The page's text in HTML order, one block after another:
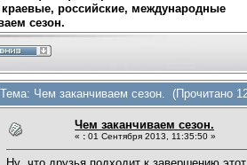
российские, международные
сезон.
Тема: Чем заканчиваем сезон. (Прочитано
Чем заканчиваем сезон.
« : 01 Сентября 2013, 11:35:50 »